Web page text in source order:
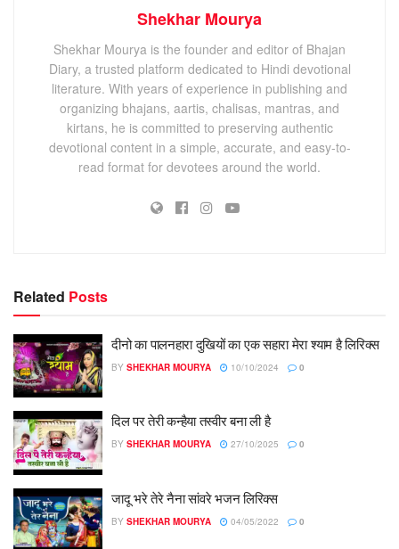
Shekhar Mourya
Shekhar Mourya is the founder and editor of Bhajan
Diary, a trusted platform dedicated to Hindi devotional
literature. With years of experience in publishing and
organizing bhajans, aartis, chalisas, mantras, and
kirtans, he is committed to preserving authentic
devotional content in a simple, accurate, and easy-to-
read format for devotees around the world.
Related Posts
दीनो का पालनहारा दुखियों का एक सहारा मेरा श्याम है लिरिक्स
BY SHEKHAR MOURYA 10/10/2024 0
दिल पर तेरी कन्हैया तस्वीर बना ली है
BY SHEKHAR MOURYA 27/10/2025 0
जादू भरे तेरे नैना सांवरे भजन लिरिक्स
BY SHEKHAR MOURYA 04/05/2022 0